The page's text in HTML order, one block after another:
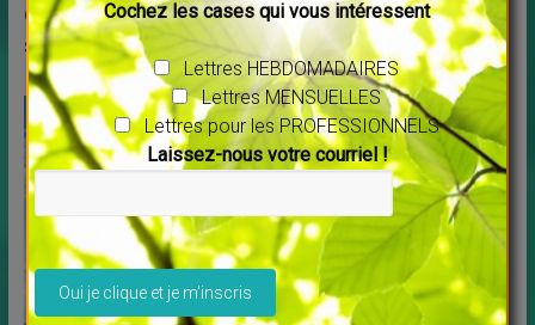
Greenpeace a invité Ludovico Einaudi à jouer
sur l’océan Arctique
Cochez les cases qui vous intéressent
Lettres HEBDOMADAIRES
Lettres MENSUELLES
Lettres pour les PROFESSIONNELS
Laissez-nous votre courriel !
Veuillez laisser ce champ vide.